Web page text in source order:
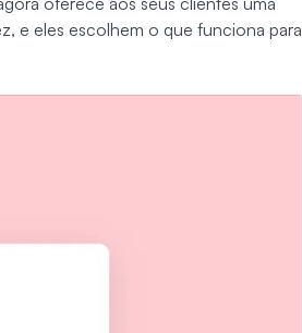
e eles escolhem o que funciona para